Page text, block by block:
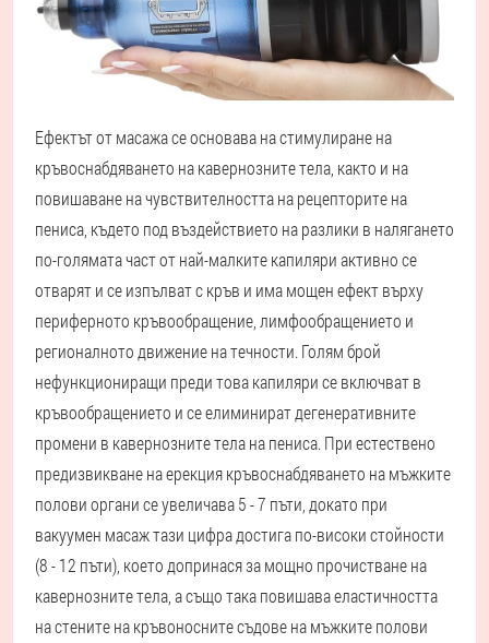
Ефектът от масажа се основава на стимулиране на
кръвоснабдяването на кавернозните тела, както и на
повишаване на чувствителността на рецепторите на
пениса, където под въздействието на разлики в налягането
по-голямата част от най-малките капиляри активно се
отварят и се изпълват с кръв и има мощен ефект върху
периферното кръвообращение, лимфообращението и
регионалното движение на течности. Голям брой
нефункциониращи преди това капиляри се включват в
кръвообращението и се елиминират дегенеративните
промени в кавернозните тела на пениса. При естествено
предизвикване на ерекция кръвоснабдяването на мъжките
полови органи се увеличава 5 - 7 пъти, докато при
вакуумен масаж тази цифра достига по-високи стойности
(8 - 12 пъти), което допринася за мощно прочистване на
кавернозните тела, а също така повишава еластичността
на стените на кръвоносните съдове на мъжките полови